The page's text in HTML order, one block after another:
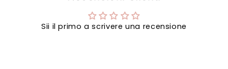
Sii il primo a scrivere una recensione